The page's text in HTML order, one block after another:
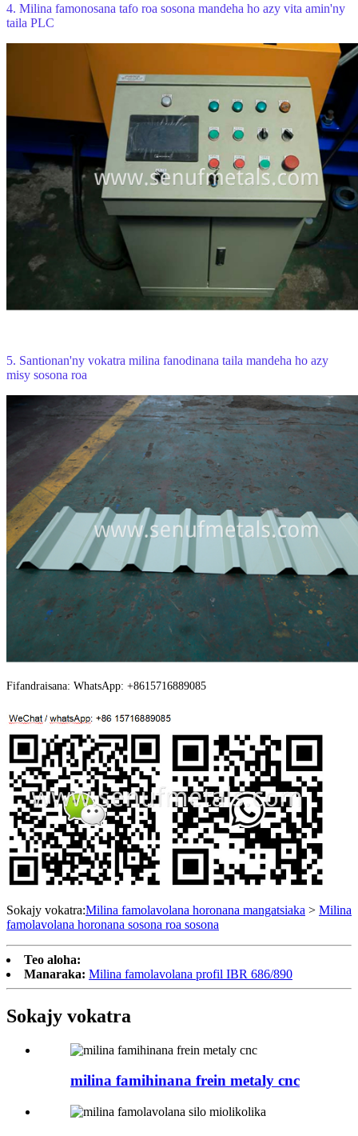
4. Milina famonosana tafo roa sosona mandeha ho azy vita amin'ny
taila PLC
5. Santionan'ny vokatra milina fanodinana taila mandeha ho azy
misy sosona roa
Fifandraisana: WhatsApp: +8615716889085
Sokajy vokatra:Milina famolavolana horonana mangatsiaka > Milina
famolavolana horonana sosona roa sosona
Teo aloha:
Manaraka: Milina famolavolana profil IBR 686/890
Sokajy vokatra
milina famihinana frein metaly cnc